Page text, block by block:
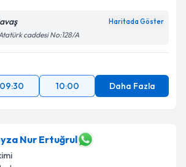
Haritada Göster
caddesi No:128/A
09:30 10:00 Daha Fazla
Nur Ertuğrul